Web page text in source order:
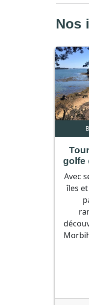
Nos
golfe
Avec
îles